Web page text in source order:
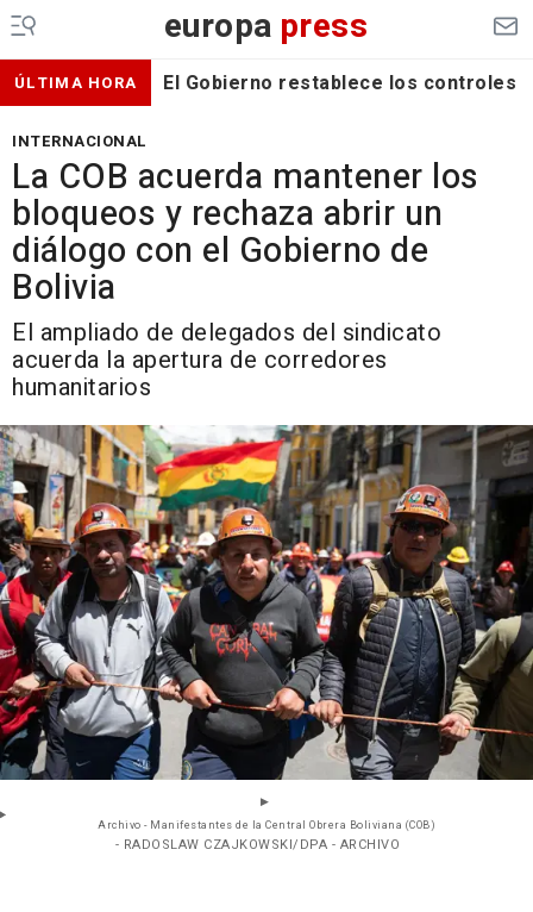
europa press
ÚLTIMA HORA El Gobierno restablece los
INTERNACIONAL
La COB acuerda mantener los
bloqueos y rechaza abrir un
diálogo con el Gobierno de
Bolivia
El ampliado de delegados del sindicato
acuerda la apertura de corredores
humanitarios
Archivo - Manifestantes de la Central Obrera Boliviana (COB)
- RADOSLAW CZAJKOWSKI/DPA - ARCHIVO